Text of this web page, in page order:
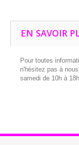
EN SAVOIR
Pour toutes
n'hésitez pas à
samedi de 10h à